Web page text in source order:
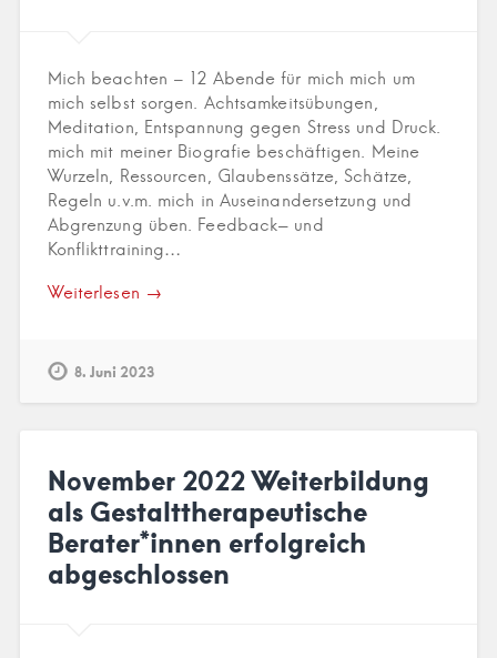
Mich beachten – 12 Abende für mich mich um
mich selbst sorgen. Achtsamkeitsübungen,
Meditation, Entspannung gegen Stress und Druck.
mich mit meiner Biografie beschäftigen. Meine
Wurzeln, Ressourcen, Glaubenssätze, Schätze,
Regeln u.v.m. mich in Auseinandersetzung und
Abgrenzung üben. Feedback- und
Konflikttraining…
Weiterlesen →
8. Juni 2023
November 2022 Weiterbildung
als Gestalttherapeutische
Berater*innen erfolgreich
abgeschlossen